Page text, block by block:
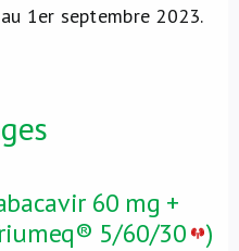
1er septembre 2023.
60 mg +
5/60/30
)